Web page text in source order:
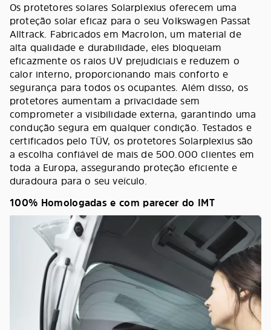
Os protetores solares Solarplexius oferecem uma
proteção solar eficaz para o seu Volkswagen Passat
Alltrack. Fabricados em Macrolon, um material de
alta qualidade e durabilidade, eles bloqueiam
eficazmente os raios UV prejudiciais e reduzem o
calor interno, proporcionando mais conforto e
segurança para todos os ocupantes. Além disso, os
protetores aumentam a privacidade sem
comprometer a visibilidade externa, garantindo uma
condução segura em qualquer condição. Testados e
certificados pelo TÜV, os protetores Solarplexius são
a escolha confiável de mais de 500.000 clientes em
toda a Europa, assegurando proteção eficiente e
duradoura para o seu veículo.
100% Homologadas e com parecer do IMT